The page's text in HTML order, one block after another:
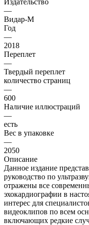
—
Видар-М
Год
—
2018
Переплет
—
Твердый переплет
количество страниц
—
600
Наличие иллюстраций
—
есть
Вес в упаковке
—
2050
Описание
Данное издание
руководство по
отражены все
эхокардиографии в
интерес для
видеоклипов по всем
включающих редкие